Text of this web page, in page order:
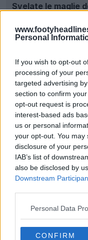
Personal
If you wish to opt-out
processing of your
targeted advertising
section to confirm
opt-out request is
interest-based ads
us or personal
your opt-out. You
disclosure of your
IAB’s list of
also be disclosed by
Downstream
Personal Data
CONFIRM
Svelate le maglie
UFFICALE Basketball